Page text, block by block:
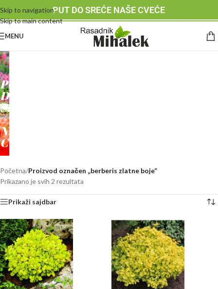
Skip to navigation
Skip to main content
PUT DO SREĆE NAŠE CVEĆE
MENU
RASADNIK
MIHALEK
PUT
DO
SREĆE
-
NAŠE
CVEĆE
Početna/Proizvod označen „berberis zlatne boje“
Prikazano je svih 2 rezultata
Prikaži sajdbar